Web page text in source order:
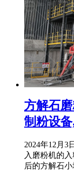
方解石
制粉设
2024年12月
入磨粉机的
后的方解石